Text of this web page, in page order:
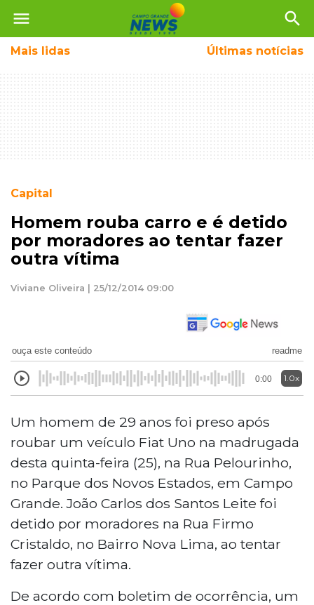
menu search
Mais lidas Últimas notícias
Capital
Homem rouba carro e é detido
por moradores ao tentar fazer
outra vítima
Viviane Oliveira | 25/12/2014 09:00
ouça este conteúdo readme
0:00 1.0x
Um homem de 29 anos foi preso após
roubar um veículo Fiat Uno na madrugada
desta quinta-feira (25), na Rua Pelourinho,
no Parque dos Novos Estados, em Campo
Grande. João Carlos dos Santos Leite foi
detido por moradores na Rua Firmo
Cristaldo, no Bairro Nova Lima, ao tentar
fazer outra vítima.
De acordo com boletim de ocorrência, um